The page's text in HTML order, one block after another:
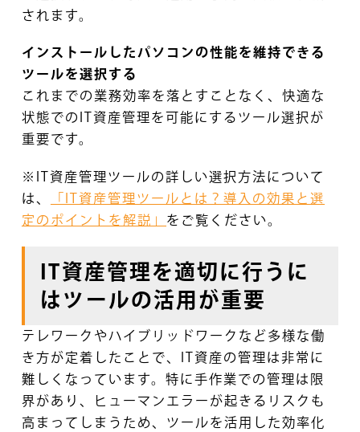
されます。
インストールしたパソコンの性能を維持できる
ツールを選択する
これまでの業務効率を落とすことなく、快適な
状態でのIT資産管理を可能にするツール選択が
重要です。
※IT資産管理ツールの詳しい選択方法について
は、
「IT資産管理ツールとは？導入の効果と選
定のポイントを解説」 をご覧ください。
IT資産管理を適切に行うに
はツールの活用が重要
テレワークやハイブリッドワークなど多様な働
き方が定着したことで、IT資産の管理は非常に
難しくなっています。特に手作業での管理は限
界があり、ヒューマンエラーが起きるリスクも
高まってしまうため、ツールを活用した効率化